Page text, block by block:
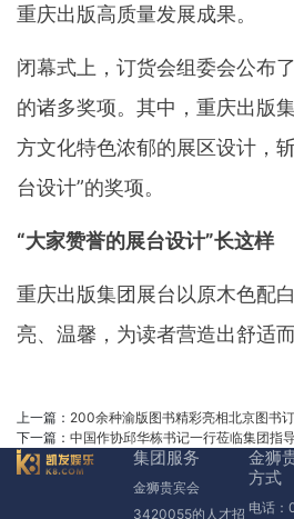
重庆出版高质量发展成果。
闭幕式上，订货会组委会公布
的诸多奖项。其中，重庆出版
方文化特色浓郁的展区设计，
台设计”的奖项。
“大家赞誉的展台设计”长这样
重庆出版集团展台以原木色配
亮、温馨，为读者营造出舒适
上一篇： 200余种渝版图书精彩亮相北京图书
下一篇： 中国作协邱华栋书记一行莅临集团指
集团服务
金狮贵宾会
3420055的人才招
金狮
方式
电话